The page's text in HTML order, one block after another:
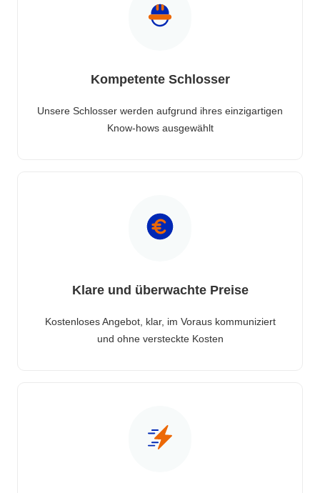
Kompetente Schlosser
Unsere Schlosser werden aufgrund ihres einzigartigen
Know-hows ausgewählt
Klare und überwachte Preise
Kostenloses Angebot, klar, im Voraus kommuniziert
und ohne versteckte Kosten